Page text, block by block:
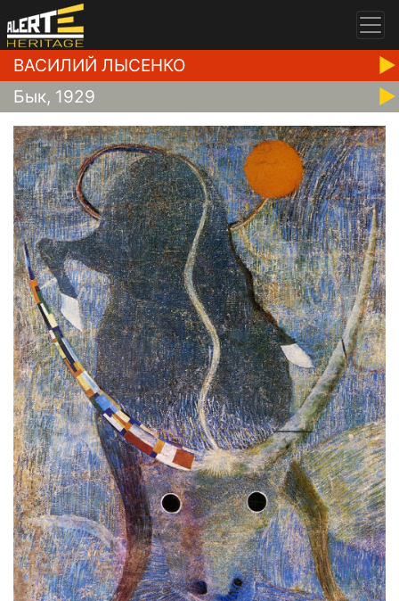
ВАСИЛИЙ ЛЫСЕНКО
Бык, 1929